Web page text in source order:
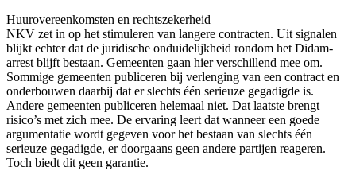
Huurovereenkomsten en rechtszekerheid
NKV zet in op het stimuleren van langere contracten. Uit signalen
blijkt echter dat de juridische onduidelijkheid rondom het Didam-
arrest blijft bestaan. Gemeenten gaan hier verschillend mee om.
Sommige gemeenten publiceren bij verlenging van een contract en
onderbouwen daarbij dat er slechts één serieuze gegadigde is.
Andere gemeenten publiceren helemaal niet. Dat laatste brengt
risico’s met zich mee. De ervaring leert dat wanneer een goede
argumentatie wordt gegeven voor het bestaan van slechts één
serieuze gegadigde, er doorgaans geen andere partijen reageren.
Toch biedt dit geen garantie.